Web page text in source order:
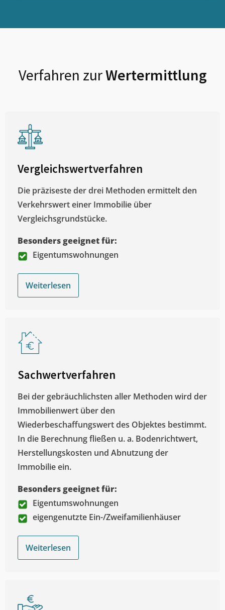
Verfahren zurWertermittlung
Vergleichswertverfahren
Die präziseste der drei Methoden ermittelt den
Verkehrswert einer Immobilie über
Vergleichsgrundstücke.
Besonders geeignet für:
Eigentumswohnungen
Weiterlesen
Sachwertverfahren
Bei der gebräuchlichsten aller Methoden wird der
Immobilienwert über den
Wiederbeschaffungswert des Objektes bestimmt.
In die Berechnung fließen u. a. Bodenrichtwert,
Herstellungskosten und Abnutzung der
Immobilie ein.
Besonders geeignet für:
Eigentumswohnungen
eigengenutzte Ein-/Zweifamilienhäuser
Weiterlesen